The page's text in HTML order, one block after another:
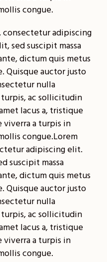
congue.
consectetur adipiscing
sed suscipit massa
dictum quis metus
Quisque auctor justo
nulla
ac sollicitudin
lacus a, tristique
viverra a turpis in
congue.Lorem
adipiscing elit.
suscipit massa
dictum quis metus
Quisque auctor justo
nulla
ac sollicitudin
lacus a, tristique
viverra a turpis in
congue.